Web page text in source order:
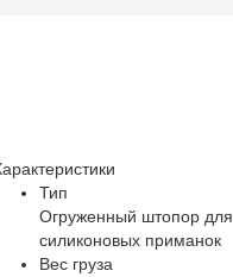
Тип
Огруженный штопор для
силиконовых приманок
Вес груза